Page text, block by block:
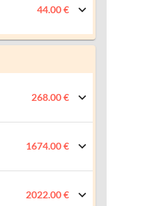
44.00 €
268.00 €
1674.00 €
2022.00 €